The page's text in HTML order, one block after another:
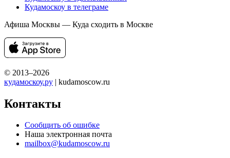
Кудамоскоу в телеграме
Афиша Москвы — Куда сходить в Москве
© 2013–2026
кудамоскоу.ру | kudamoscow.ru
Контакты
Сообщить об ошибке
Наша электронная почта
mailbox@kudamoscow.ru